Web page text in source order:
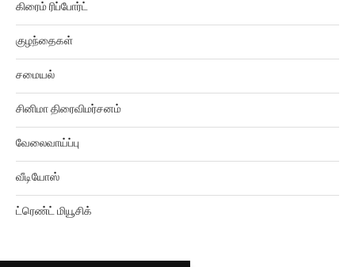
குழந்தைகள்
சமையல்
சினிமா திரைவிமர்சனம்
வேலைவாய்ப்பு
வீடியோஸ்
ட்ரெண்ட் மியூசிக்